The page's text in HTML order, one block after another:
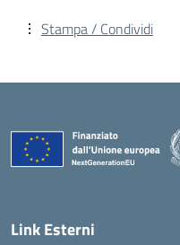
Stampa / Condividi
Link Esterni